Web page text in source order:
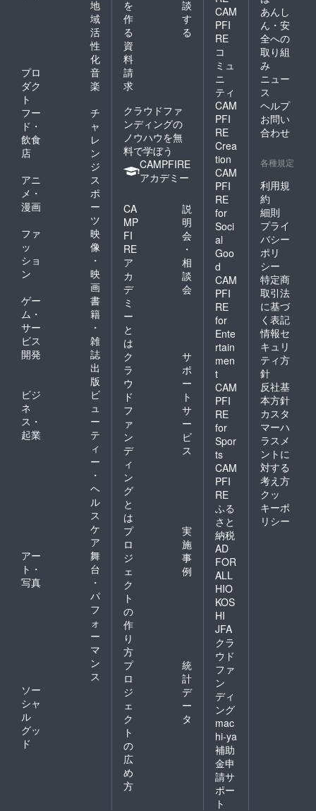
地
域
活
性
化
プロ
ダク
ト
音
楽
フー
ド・
飲食
店
チ
ャ
レ
ン
ジ
アニ
メ・
漫画
ス
ポ
ー
ツ
ファ
ッ
ショ
ン
映
像
・
映
画
ゲー
ム・
サー
ビス
開発
書
籍
・
雑
誌
出
版
ビジ
ネ
ス・
起業
ビ
ュ
ー
テ
ィ
ー
・
ヘ
ル
ス
ケ
ア
アー
ト・
写真
舞
台
・
パ
フ
ォ
ー
マ
ン
ス
ソー
シャ
ル
グッ
ド
を
作
る
談
す
る
資
料
請
求
クラウドファ
ンディングの
ノウハウを無
料で学ぼう
CAMPFIRE
アカデミー
CA
MP
FI
RE
ア
カ
デ
ミ
ー
と
は
説
明
会
・
相
談
会
ク
ラ
ウ
ド
フ
ァ
ン
デ
ィ
ン
グ
と
は
サ
ポ
ー
ト
サ
ー
ビ
ス
プ
ロ
ジ
ェ
ク
ト
の
作
り
方
実
施
事
例
プ
ロ
ジ
ェ
ク
ト
の
広
め
方
統
計
デ
ー
タ
CAM
PFI
RE
コ
ミュ
ニ
ティ
CAM
PFI
RE
Crea
tion
CAM
PFI
RE
for
Soci
al
Goo
d
CAM
PFI
RE
for
Ente
rtain
men
t
CAM
PFI
RE
for
Spor
ts
CAM
PFI
RE
ふる
さと
納税
AD
FOR
ALL
HIO
KOS
HI
JFA
クラ
ウド
ファ
ン
ディ
ング
mac
hi-ya
補助
金申
請サ
ポー
ト
あんし
ん・安
全への
取り組
み
ニュー
ス
ヘルプ
お問い
合わせ
各種規定
利用規
約
細則
プライ
バシー
ポリ
シー
特定商
取引法
に基づ
く表記
情報セ
キュリ
ティ方
針
反社基
本方針
カスタ
マーハ
ラスメ
ントに
対する
考え方
クッ
キーポ
リシー